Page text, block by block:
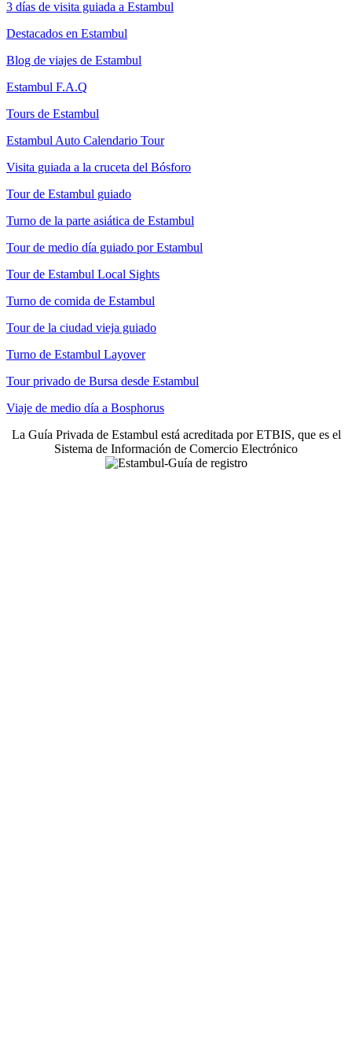
3 días de visita guiada a Estambul
Destacados en Estambul
Blog de viajes de Estambul
Estambul F.A.Q
Tours de Estambul
Estambul Auto Calendario Tour
Visita guiada a la cruceta del Bósforo
Tour de Estambul guiado
Turno de la parte asiática de Estambul
Tour de medio día guiado por Estambul
Tour de Estambul Local Sights
Turno de comida de Estambul
Tour de la ciudad vieja guiado
Turno de Estambul Layover
Tour privado de Bursa desde Estambul
Viaje de medio día a Bosphorus
La Guía Privada de Estambul está acreditada por ETBIS, que es el
Sistema de Información de Comercio Electrónico